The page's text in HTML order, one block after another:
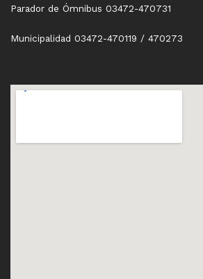
Parador de Ómnibus 03472-470731
Municipalidad 03472-470119 / 470273